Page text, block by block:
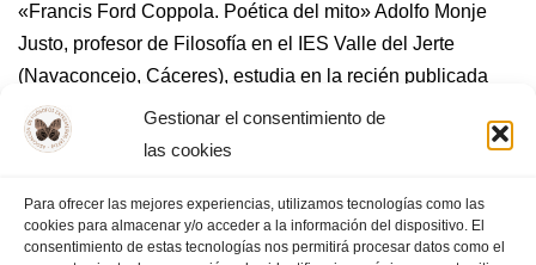
Gestionar el consentimiento de
las cookies
Para ofrecer las mejores experiencias, utilizamos tecnologías como las
cookies para almacenar y/o acceder a la información del dispositivo. El
consentimiento de estas tecnologías nos permitirá procesar datos como el
«Francis Ford Coppola. Poética del mito» Adolfo Monje
Justo, profesor de Filosofía en el IES Valle del Jerte
(Navaconcejo, Cáceres), estudia en la recién publicada
obra «Francis Ford Coppola. Poética del mito»…
»